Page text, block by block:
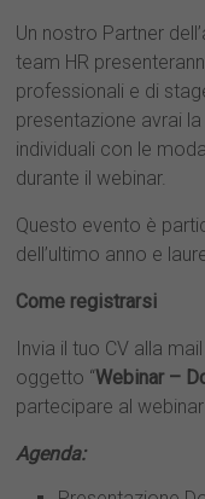
Un nostro Partner
team HR
professionali e di
presentazione avrai
individuali con le
durante il webinar.
Questo evento è
dell’ultimo anno e
Come registrarsi
Invia il tuo CV alla mail
oggetto “Webinar –
partecipare al
Agenda: